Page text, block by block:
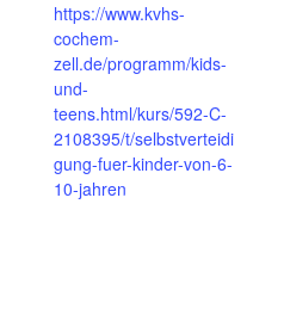
https://www.kvhs-
cochem-
zell.de/programm/kids-
und-
teens.html/kurs/592-C-
2108395/t/selbstverteidi
gung-fuer-kinder-von-6-
10-jahren